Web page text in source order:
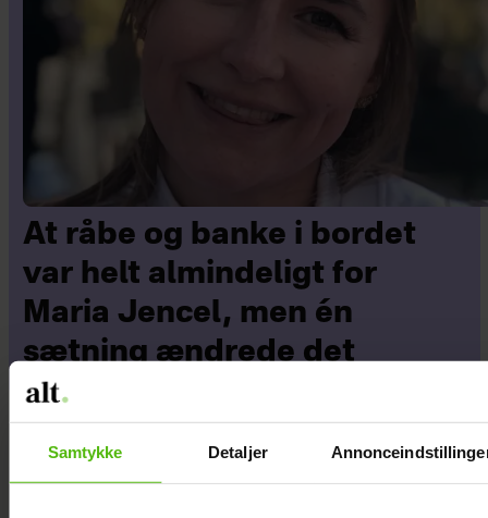
Samtykke Detaljer
At råbe og banke i bordet
var helt almindeligt for
Maria Jencel, men én
sætning ændrede det